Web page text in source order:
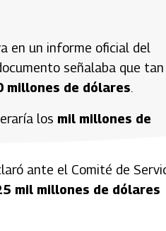
en un informe oficial del
señalaba que tan
millones de dólares.
los mil millones de
ante el Comité de
mil millones de dólares